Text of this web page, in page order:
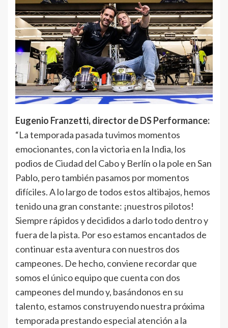
Eugenio Franzetti, director de DS Performance:
“La temporada pasada tuvimos momentos
emocionantes, con la victoria en la India, los
podios de Ciudad del Cabo y Berlín o la pole en San
Pablo, pero también pasamos por momentos
difíciles. A lo largo de todos estos altibajos, hemos
tenido una gran constante: ¡nuestros pilotos!
Siempre rápidos y decididos a darlo todo dentro y
fuera de la pista. Por eso estamos encantados de
continuar esta aventura con nuestros dos
campeones. De hecho, conviene recordar que
somos el único equipo que cuenta con dos
campeones del mundo y, basándonos en su
talento, estamos construyendo nuestra próxima
temporada prestando especial atención a la